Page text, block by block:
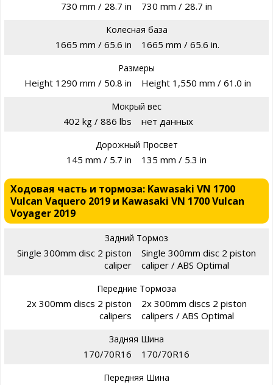
730 mm / 28.7 in 730 mm / 28.7 in
Колесная база
1665 mm / 65.6 in 1665 mm / 65.6 in.
Размеры
Height 1290 mm / 50.8 in Height 1,550 mm / 61.0 in
Мокрый вес
402 kg / 886 lbs нет данных
Дорожный Просвет
145 mm / 5.7 in 135 mm / 5.3 in
Ходовая часть и тормоза: Kawasaki VN 1700
Vulcan Vaquero 2019 и Kawasaki VN 1700 Vulcan
Voyager 2019
Задний Тормоз
Single 300mm disc 2 piston
caliper
Single 300mm disc 2 piston
caliper / ABS Optimal
Передние Тормоза
2x 300mm discs 2 piston
calipers
2x 300mm discs 2 piston
calipers / ABS Optimal
Задняя Шина
170/70R16 170/70R16
Передняя Шина